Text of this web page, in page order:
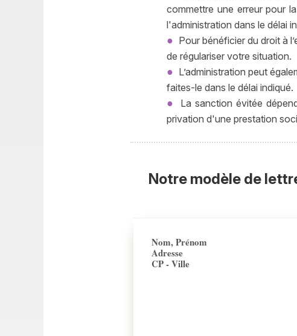
commettre une erreur pour
l'administration dans le délai
Pour bénéficier du droit à
de régulariser votre situation.
L’administration peut
faites-le dans le délai indiqué.
La sanction évitée
privation d'une prestation
Notre modèle de
Nom, Prénom
Adresse
CP - Ville